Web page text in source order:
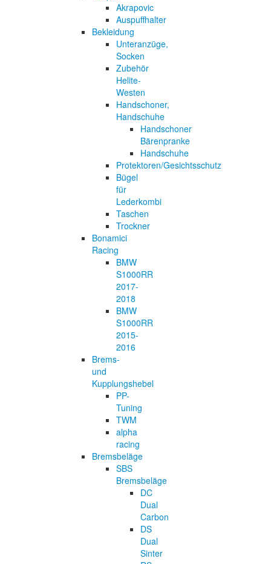
Akrapovic
Auspuffhalter
Bekleidung
Unteranzüge,
Socken
Zubehör
Helite-
Westen
Handschoner,
Handschuhe
Handschoner
Bärenpranke
Handschuhe
Protektoren/Gesichtsschutz
Bügel
für
Lederkombi
Taschen
Trockner
Bonamici
Racing
BMW
S1000RR
2017-
2018
BMW
S1000RR
2015-
2016
Brems-
und
Kupplungshebel
PP-
Tuning
TWM
alpha
racing
Bremsbeläge
SBS
Bremsbeläge
DC
Dual
Carbon
DS
Dual
Sinter